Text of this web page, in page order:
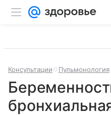
Консультации Пульмонология